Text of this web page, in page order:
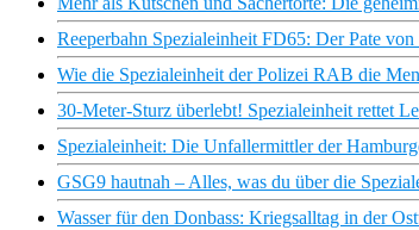
Reeperbahn Spezialeinheit FD65: Der Pate
Wie die Spezialeinheit der Polizei RAB die
30-Meter-Sturz überlebt! Spezialeinheit rettet
Spezialeinheit: Die Unfallermittler der
GSG9 hautnah – Alles, was du über die
Wasser für den Donbass: Kriegsalltag in der